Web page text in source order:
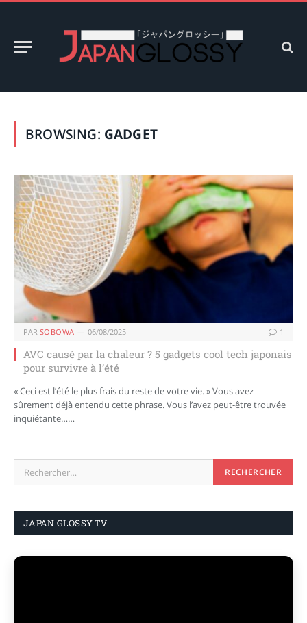
BROWSING: GADGET
PAR SOBOWA 06/08/2025 1
AVC causé par la chaleur ? 5 gadgets cool tech japonais
pour survivre à l’été
« Ceci est l’été le plus frais du reste de votre vie. » Vous avez
sûrement déjà entendu cette phrase. Vous l’avez peut-être trouvée
inquiétante……
JAPAN GLOSSY TV